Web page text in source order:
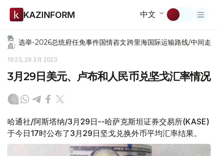
KAZINFORM 中文
热
点: 选举-2026总统府任免事件国情咨文跨里海国际运输路线/中间走廊
19:23, 29 3月 2023
3月29日美元、卢布和人民币兑坚戈汇率情况
哈通社/阿斯塔纳/3月29日--哈萨克斯坦证券交易所(KASE)
于今日17时公布了3月29日坚戈兑换外币平均汇率结果。